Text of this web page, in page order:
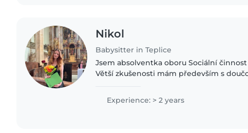
Nikol
Babysitter in Teplice
Jsem absolventka oboru Sociální
Větší zkušenosti mám především s
Experience: > 2 years